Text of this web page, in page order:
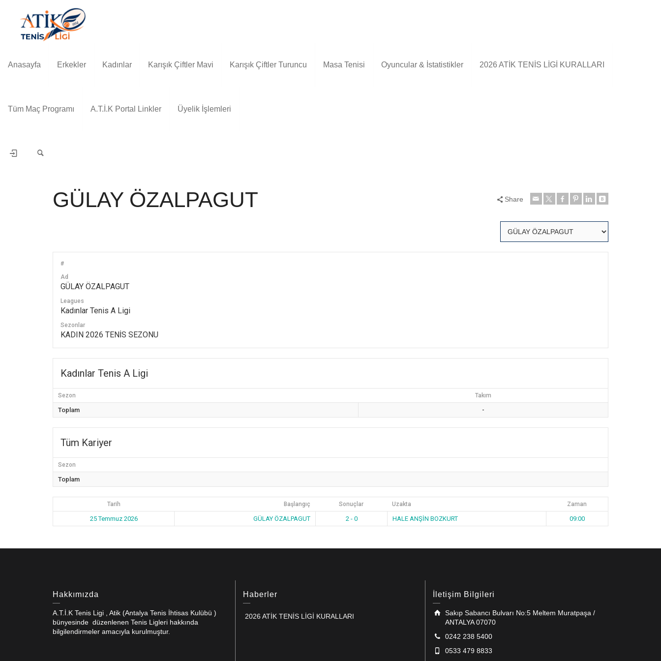
Anasayfa Erkekler Kadınlar Karışık Çiftler Mavi Karışık Çiftler Turuncu Masa Tenisi Oyuncular & İstatistikler 2026 ATİK TENİS LİGİ KURALLARI
Tüm Maç Programı A.T.İ.K Portal Linkler Üyelik İşlemleri
GÜLAY ÖZALPAGUT Share
#
Ad
GÜLAY ÖZALPAGUT
Leagues
Kadınlar Tenis A Ligi
Sezonlar
KADIN 2026 TENİS SEZONU
Kadınlar Tenis A Ligi
Sezon Takım
Toplam -
Tüm Kariyer
Sezon
Toplam
Tarih Başlangıç Sonuçlar Uzakta Zaman
25 Temmuz 2026 GÜLAY ÖZALPAGUT 2 - 0 HALE ANŞİN BOZKURT 09:00
Hakkımızda
A.T.İ.K Tenis Ligi , Atik (Antalya Tenis İhtisas Kulübü )
bünyesinde düzenlenen Tenis Ligleri hakkında
bilgilendirmeler amacıyla kurulmuştur.
Haberler
2026 ATİK TENİS LİGİ KURALLARI
İletişim Bilgileri
Sakıp Sabancı Bulvarı No:5 Meltem Muratpaşa /
ANTALYA 07070
0242 238 5400
0533 479 8833